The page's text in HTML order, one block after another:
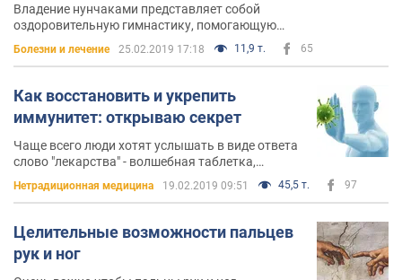
Владение нунчаками представляет собой
оздоровительную гимнастику, помогающую
развить гибкость и координацию, развить
плечевой пояс, обрести стройную шею и снять
Болезни и лечение 25.02.2019 17:18 11,9 т. 65
Как восстановить и укрепить
иммунитет: открываю секрет
Чаще всего люди хотят услышать в виде ответа
слово "лекарства" - волшебная таблетка,
которая восстановит иммунитет в кратчайшие
сроки
Нетрадиционная медицина 19.02.2019 09:51 45,5 т. 97
Целительные возможности пальцев
рук и ног